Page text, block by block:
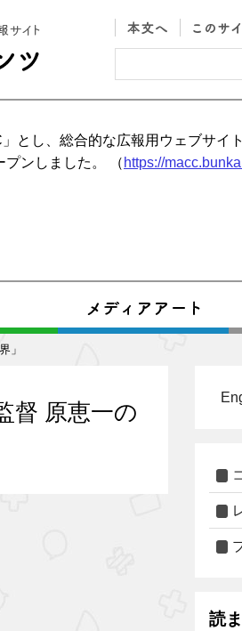
とし、総合的な広報用ウェブサイ
ンしました。 （ https://
」
督 原恵一の
読